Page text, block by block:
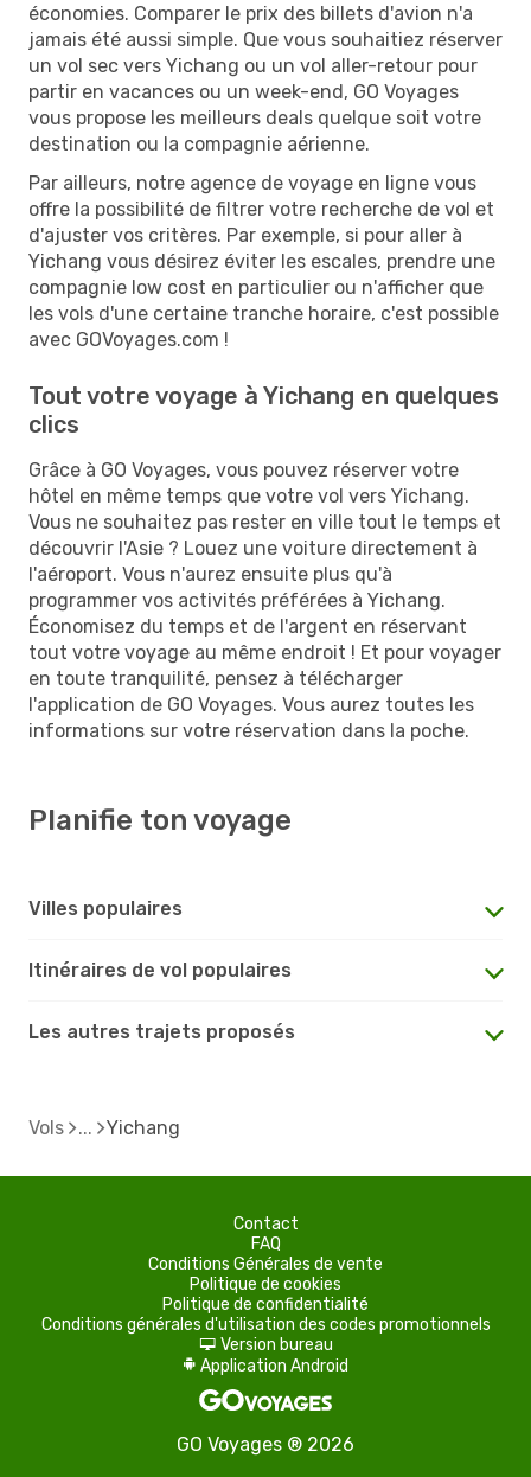
économies. Comparer le prix des billets d'avion n'a
jamais été aussi simple. Que vous souhaitiez réserver
un vol sec vers Yichang ou un vol aller-retour pour
partir en vacances ou un week-end, GO Voyages
vous propose les meilleurs deals quelque soit votre
destination ou la compagnie aérienne.
Par ailleurs, notre agence de voyage en ligne vous
offre la possibilité de filtrer votre recherche de vol et
d'ajuster vos critères. Par exemple, si pour aller à
Yichang vous désirez éviter les escales, prendre une
compagnie low cost en particulier ou n'afficher que
les vols d'une certaine tranche horaire, c'est possible
avec GOVoyages.com !
Tout votre voyage à Yichang en quelques
clics
Grâce à GO Voyages, vous pouvez réserver votre
hôtel en même temps que votre vol vers Yichang.
Vous ne souhaitez pas rester en ville tout le temps et
découvrir l'Asie ? Louez une voiture directement à
l'aéroport. Vous n'aurez ensuite plus qu'à
programmer vos activités préférées à Yichang.
Économisez du temps et de l'argent en réservant
tout votre voyage au même endroit ! Et pour voyager
en toute tranquilité, pensez à télécharger
l'application de GO Voyages. Vous aurez toutes les
informations sur votre réservation dans la poche.
Planifie ton voyage
Villes populaires
Itinéraires de vol populaires
Les autres trajets proposés
Vols Yichang
Contact
FAQ
Conditions Générales de vente
Politique de cookies
Politique de confidentialité
Conditions générales d'utilisation des codes promotionnels
d Version bureau
A Application Android
GO Voyages ® 2026